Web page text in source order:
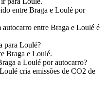
entre Braga e Loulé por
entre Braga e Loulé é
para Loulé?
Braga e Loulé.
a Loulé por autocarro?
cria emissões de CO2 de